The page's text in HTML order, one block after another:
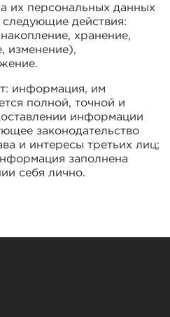
их персональных данных
действия:
хранение,
изменение),
информация, им
полной, точной и
информации
законодательство
и интересы третьих лиц;
заполнена
себя лично.